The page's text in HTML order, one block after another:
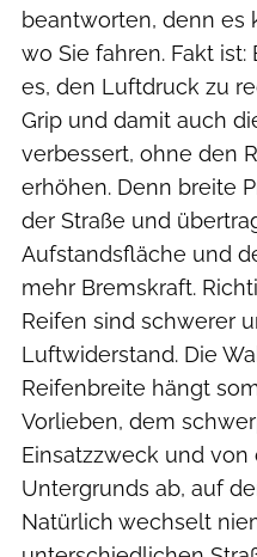
beantworten, denn es
wo Sie fahren. Fakt
es, den Luftdruck zu
Grip und damit auch
verbessert, ohne den
erhöhen. Denn breite
der Straße und
Aufstandsfläche und
mehr Bremskraft.
Reifen sind schwerer
Luftwiderstand. Die
Reifenbreite hängt
Vorlieben, dem
Einsatzzweck und
Untergrunds ab, auf
Natürlich wechselt